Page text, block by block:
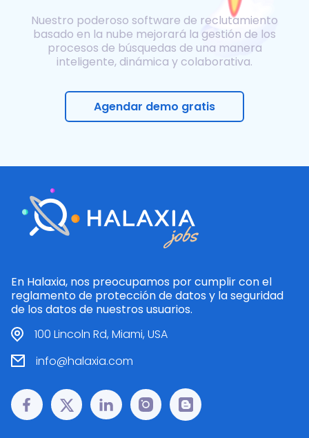
Nuestro poderoso software de reclutamiento
basado en la nube mejorará la gestión de los
procesos de búsquedas de una manera
inteligente, dinámica y colaborativa.
Agendar demo gratis
En Halaxia, nos preocupamos por cumplir con el
reglamento de protección de datos y la seguridad
de los datos de nuestros usuarios.
100 Lincoln Rd, Miami, USA
info@halaxia.com